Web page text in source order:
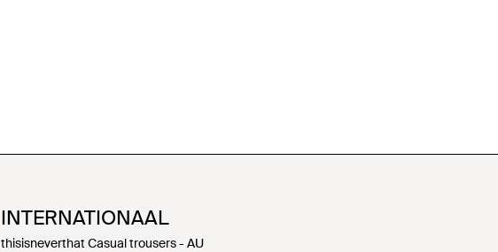
INTERNATIONAAL
thisisneverthat Casual trousers - AU